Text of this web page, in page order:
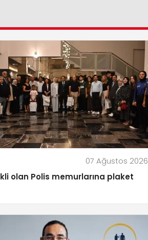
07 Ağustos 2026
olan Polis memurlarına plaket